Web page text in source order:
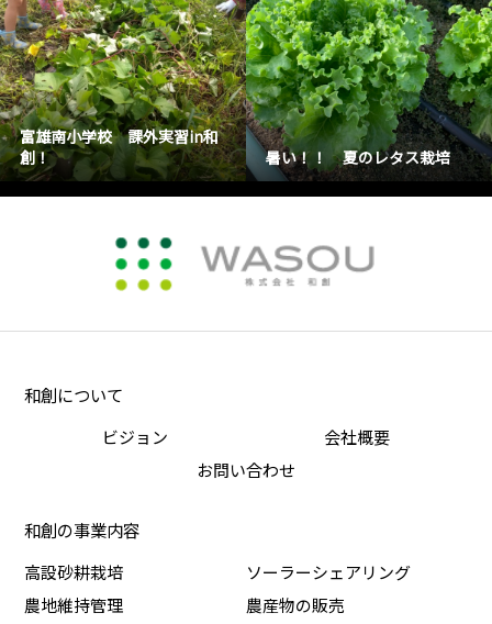
富雄南小学校 課外実習in和
創！
暑い！！ 夏のレタス栽培
和創について
ビジョン
会社概要
お問い合わせ
和創の事業内容
高設砂耕栽培
ソーラーシェアリング
農地維持管理
農産物の販売